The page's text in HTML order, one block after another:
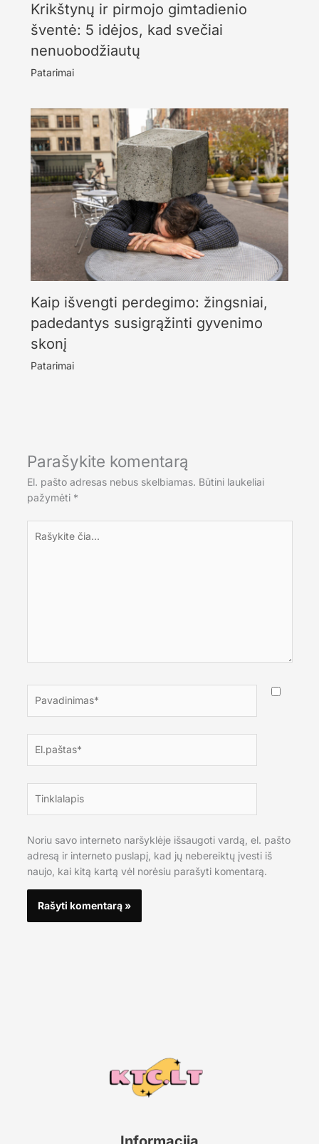
Krikštynų ir pirmojo gimtadienio
šventė: 5 idėjos, kad svečiai
nenuobodžiautų
Patarimai
Kaip išvengti perdegimo: žingsniai,
padedantys susigrąžinti gyvenimo
skonį
Patarimai
Parašykite komentarą
El. pašto adresas nebus skelbiamas. Būtini laukeliai
pažymėti *
čia...
Noriu savo interneto naršyklėje išsaugoti vardą, el. pašto
adresą ir interneto puslapį, kad jų nebereiktų įvesti iš
naujo, kai kitą kartą vėl norėsiu parašyti komentarą.